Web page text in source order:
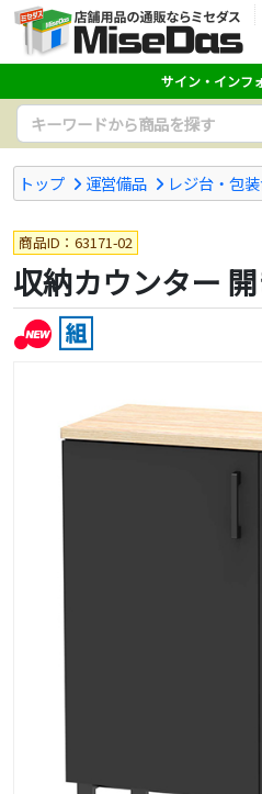
サイン・インフ
トップ 運営備品 レジ台・包
商品ID：63171-02
収納カウンター